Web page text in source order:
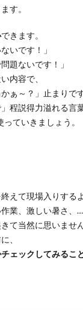
す。
できます。
いです！」
題ないです！」
内容で、
ぁ～？」止まりです
」程説得力溢れる言
ていきましょう。
えて現場入りする
業、激しい暑さ、
て当然に思いませ
、
ェックしてみるこ